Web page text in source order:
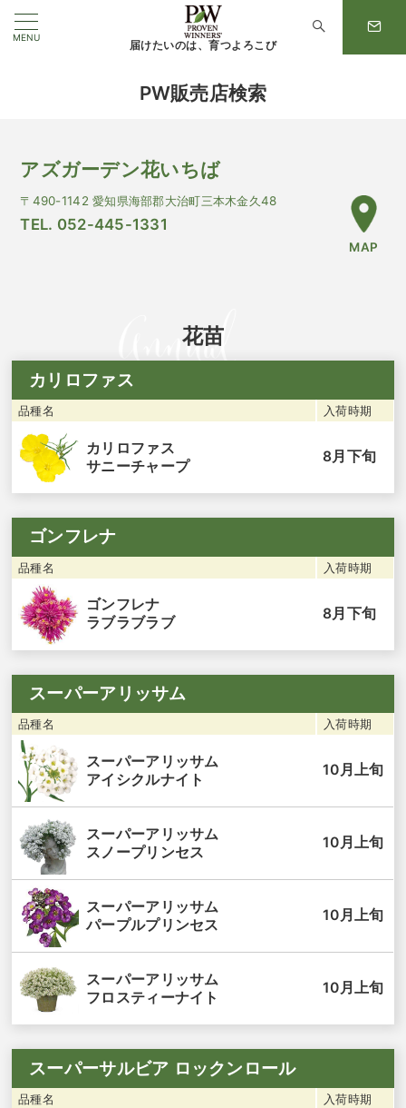
MENU
届けたいのは、育つよろこび
PW販売店検索
アズガーデン花いちば
〒490-1142 愛知県海部郡大治町三本木金久48
TEL. 052-445-1331
MAP
花苗
カリロファス
品種名 入荷時期
カリロファス
サニーチャープ
8月下旬
ゴンフレナ
品種名 入荷時期
ゴンフレナ
ラブラブラブ
8月下旬
スーパーアリッサム
品種名 入荷時期
スーパーアリッサム
アイシクルナイト
10月上旬
スーパーアリッサム
スノープリンセス
10月上旬
スーパーアリッサム
パープルプリンセス
10月上旬
スーパーアリッサム
フロスティーナイト
10月上旬
スーパーサルビア ロックンロール
品種名 入荷時期